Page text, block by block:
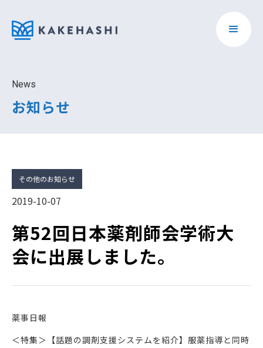
News
お知らせ
その他のお知らせ
2019-10-07
第52回日本薬剤師会学術大
会に出展しました。
薬事日報
＜特集＞【話題の調剤⽀援システムを紹介】服薬指導と同時